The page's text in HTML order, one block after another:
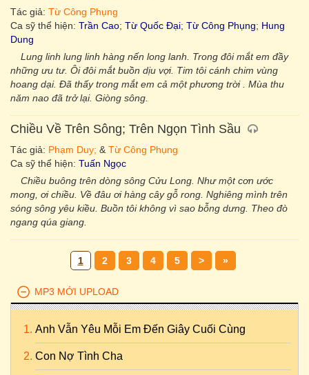
Tác giả: Từ Công Phụng
Ca sỹ thể hiện: Trần Cao; Từ Quốc Đại; Từ Công Phụng; Hung
Dung
Lung linh lung linh hàng nến long lanh. Trong đôi mắt em đầy
những ưu tư. Ôi đôi mắt buồn dịu vợi. Tim tôi cánh chim vùng
hoang dại. Đã thấy trong mắt em cả một phương trời . Mùa thu
năm nao đã trở lại. Giòng sông.
Chiều Về Trên Sông; Trên Ngọn Tình Sầu
Tác giả: Phạm Duy; & Từ Công Phụng
Ca sỹ thể hiện: Tuấn Ngọc
Chiều buông trên dòng sông Cửu Long. Như một cơn ước
mong, ơi chiều. Về đâu ơi hàng cây gỗ rong. Nghiêng mình trên
sóng sông yêu kiều. Buồn tôi không vì sao bỗng dưng. Theo đò
ngang qúa giang.
1 2 3 4 5 > »
MP3 MỚI UPLOAD
Anh Vẫn Yêu Mỗi Em Đến Giây Cuối Cùng
Con Nợ Tình Cha